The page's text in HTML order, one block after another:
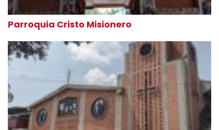
Parroquia Cristo Misionero